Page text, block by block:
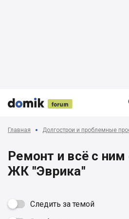


 

Главная Долгострои и проблемные
Ремонт и всё с ним
ЖК "Эврика"
Следить за темой